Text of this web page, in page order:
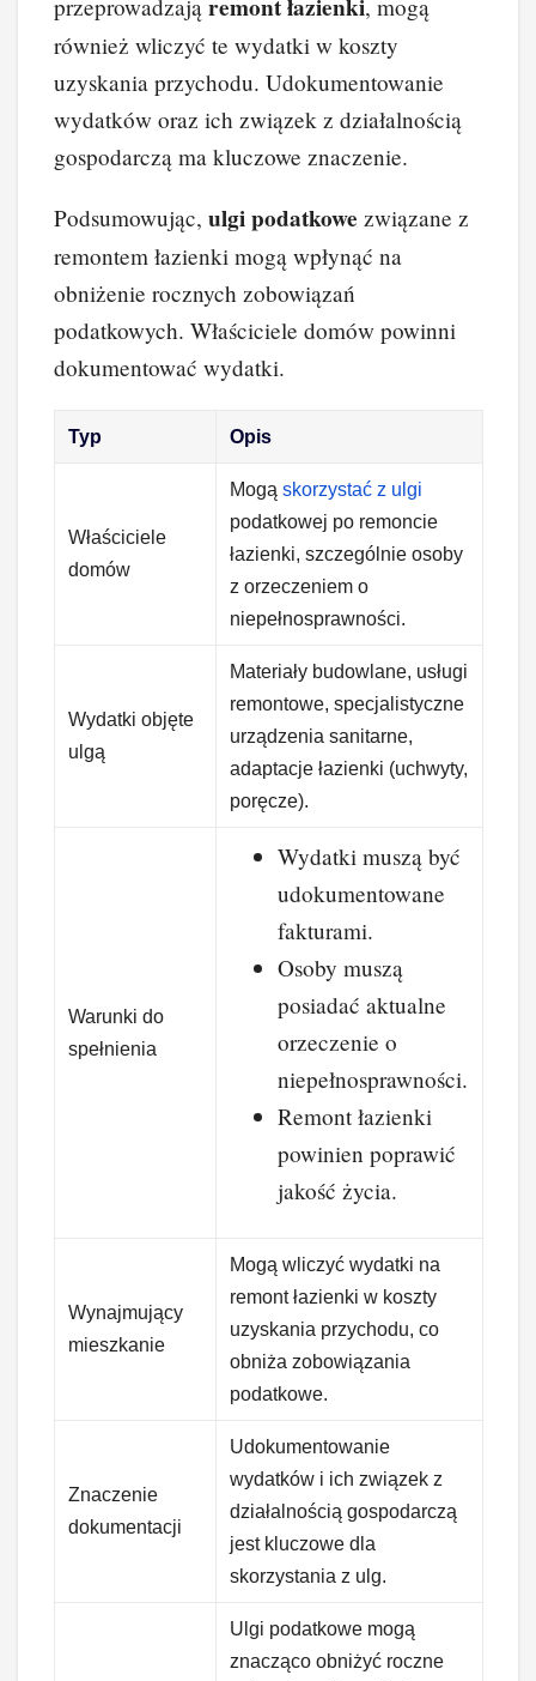
przeprowadzają remont łazienki, mogą
również wliczyć te wydatki w koszty
uzyskania przychodu. Udokumentowanie
wydatków oraz ich związek z działalnością
gospodarczą ma kluczowe znaczenie.
Podsumowując, ulgi podatkowe związane z
remontem łazienki mogą wpłynąć na
obniżenie rocznych zobowiązań
podatkowych. Właściciele domów powinni
dokumentować wydatki.
Typ Opis
Właściciele
domów
Mogąskorzystać z ulgi
podatkowej po remoncie
łazienki, szczególnie osoby
z orzeczeniem o
niepełnosprawności.
Wydatki objęte
ulgą
Materiały budowlane, usługi
remontowe, specjalistyczne
urządzenia sanitarne,
adaptacje łazienki (uchwyty,
poręcze).
Warunki do
spełnienia
Wydatki muszą być
udokumentowane
fakturami.
Osoby muszą
posiadać aktualne
orzeczenie o
niepełnosprawności.
Remont łazienki
powinien poprawić
jakość życia.
Wynajmujący
mieszkanie
Mogą wliczyć wydatki na
remont łazienki w koszty
uzyskania przychodu, co
obniża zobowiązania
podatkowe.
Znaczenie
dokumentacji
Udokumentowanie
wydatków i ich związek z
działalnością gospodarczą
jest kluczowe dla
skorzystania z ulg.
Ulgi podatkowe mogą
znacząco obniżyć roczne